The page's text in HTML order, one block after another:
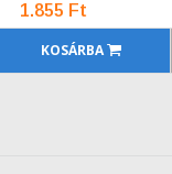
1.855 Ft
KOSÁRBA